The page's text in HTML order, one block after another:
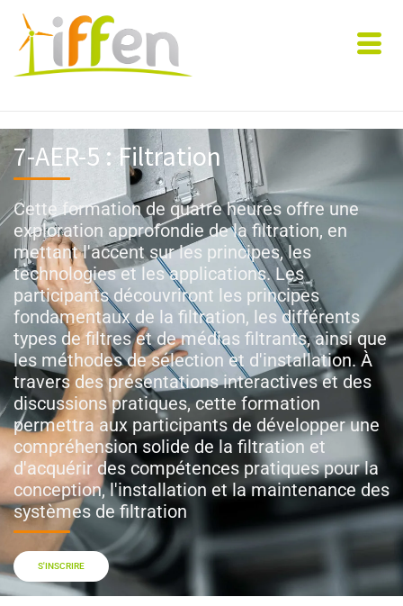
7-AER-5 : Filtration
Cette formation de quatre heures offre une
exploration approfondie de la filtration, en
mettant l'accent sur les principes, les
technologies et les applications. Les
participants découvriront les principes
fondamentaux de la filtration, les différents
types de filtres et de médias filtrants, ainsi que
les méthodes de sélection et d'installation. À
travers des présentations interactives et des
discussions pratiques, cette formation
permettra aux participants de développer une
compréhension solide de la filtration et
d'acquérir des compétences pratiques pour la
conception, l'installation et la maintenance des
systèmes de filtration
S'INSCRIRE